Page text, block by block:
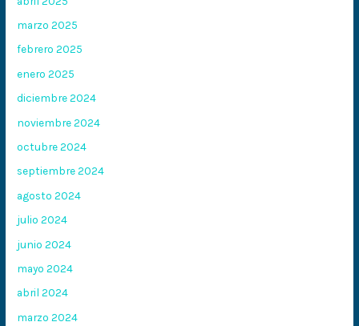
marzo 2025
febrero 2025
enero 2025
diciembre 2024
noviembre 2024
octubre 2024
septiembre 2024
agosto 2024
julio 2024
junio 2024
mayo 2024
abril 2024
marzo 2024